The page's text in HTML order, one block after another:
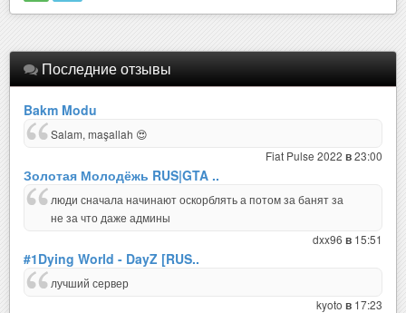
Последние отзывы
Bakm Modu
Salam, maşallah 😍
Fiat Pulse 2022 в23:00
Золотая Молодёжь RUS|GTA ..
люди сначала начинают оскорблять а потом за банят за
не за что даже админы
dxx96 в 15:51
#1Dying World - DayZ [RUS..
лучший сервер
kyoto в 17:23